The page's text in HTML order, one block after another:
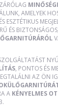
AMELYEK
ESZTÉTIKUS
ÉS
, PONTOS ÉS
AZ ÖN
A KÉNYELMES